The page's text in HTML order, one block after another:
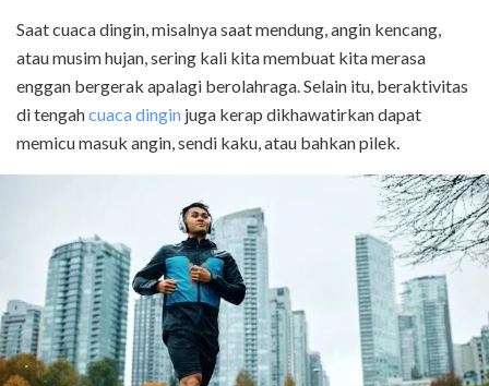
Saat cuaca dingin, misalnya saat mendung, angin kencang,
atau musim hujan, sering kali kita membuat kita merasa
enggan bergerak apalagi berolahraga. Selain itu, beraktivitas
di tengahcuaca dingin juga kerap dikhawatirkan dapat
memicu masuk angin, sendi kaku, atau bahkan pilek.